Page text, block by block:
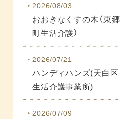
2026/08/03
おおきなくすの木（東郷
町生活介護）
2026/07/21
ハンディハンズ(天白区
生活介護事業所)
2026/07/09